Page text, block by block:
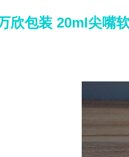
欣包装 20ml尖嘴